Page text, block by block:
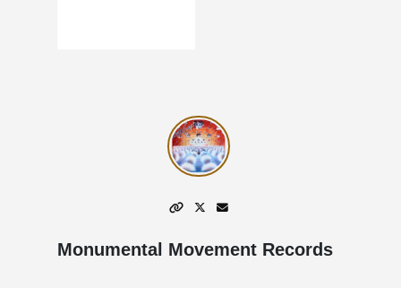
Monumental Movement Records